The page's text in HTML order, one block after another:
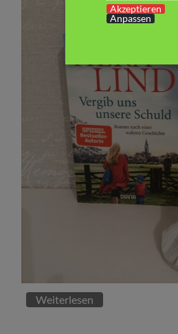
Weiterlesen
Akzeptieren
Anpassen